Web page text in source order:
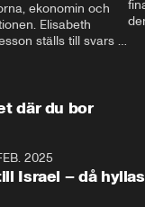
ekonomin och
Elisabeth
ställs till svars
där du bor
2025
Israel – då hyllas